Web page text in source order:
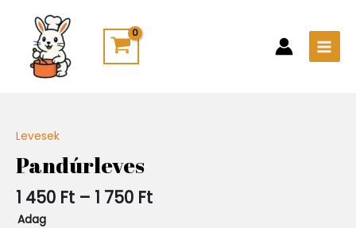
content
Levesek
Pandúrleves
1 450 Ft – 1 750 Ft-
1
Adag